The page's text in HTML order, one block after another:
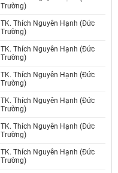
Trường)
TK. Thích Nguyên Hạnh (Đức
Trường)
TK. Thích Nguyên Hạnh (Đức
Trường)
TK. Thích Nguyên Hạnh (Đức
Trường)
TK. Thích Nguyên Hạnh (Đức
Trường)
TK. Thích Nguyên Hạnh (Đức
Trường)
TK. Thích Nguyên Hạnh (Đức
Trường)